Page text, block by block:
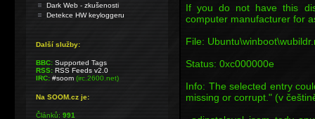
If you do not have this
computer manufacturer for
File:
Status: 0xc000000e
Info: The selected entry
missing or corrupt." (v
Dark Web - zkušenosti
Detekce HW keyloggeru
Další služby:
BBC: Supported Tags
RSS: RSS Feeds v2.0
IRC: #soom(irc.2600.net)
Na SOOM.cz je:
Článků:991